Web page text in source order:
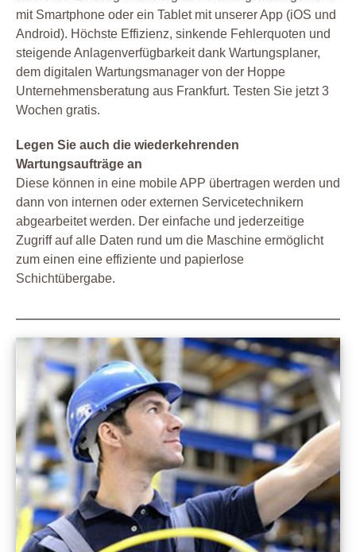
mit Smartphone oder ein Tablet mit unserer App (iOS und
Android). Höchste Effizienz, sinkende Fehlerquoten und
steigende Anlagenverfügbarkeit dank Wartungsplaner,
dem digitalen Wartungsmanager von der Hoppe
Unternehmensberatung aus Frankfurt. Testen Sie jetzt 3
Wochen gratis.
Legen Sie auch die wiederkehrenden
Wartungsaufträge an
Diese können in eine mobile APP übertragen werden und
dann von internen oder externen Servicetechnikern
abgearbeitet werden. Der einfache und jederzeitige
Zugriff auf alle Daten rund um die Maschine ermöglicht
zum einen eine effiziente und papierlose
Schichtübergabe.